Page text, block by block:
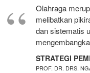
Olahraga
melibatkan
dan sistematis
STRATEGI
PROF. DR. DRS.